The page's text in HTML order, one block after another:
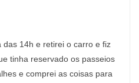
14h e retirei o carro e fiz
tinha reservado os passeios
e comprei as coisas para